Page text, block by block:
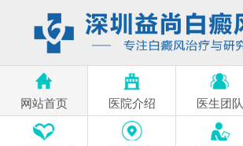
网站首页 医院介绍 医生团队